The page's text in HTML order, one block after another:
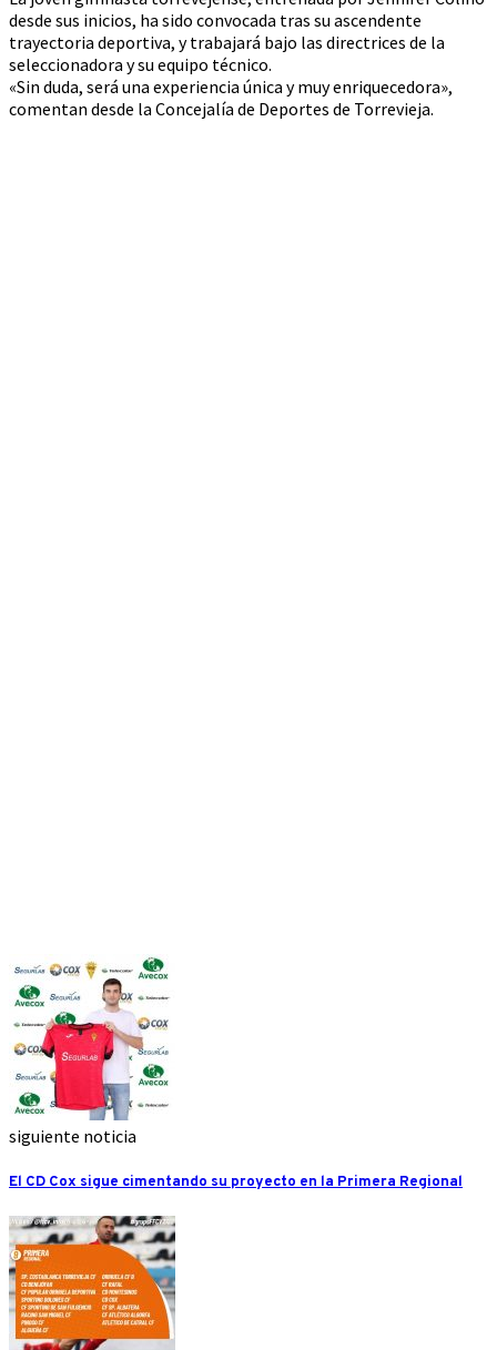
desde sus inicios, ha sido convocada tras su ascendente
trayectoria deportiva, y trabajará bajo las directrices de la
seleccionadora y su equipo técnico.
«Sin duda, será una experiencia única y muy enriquecedora»,
comentan desde la Concejalía de Deportes de Torrevieja.
siguiente noticia
El CD Cox sigue cimentando su proyecto en la Primera Regional